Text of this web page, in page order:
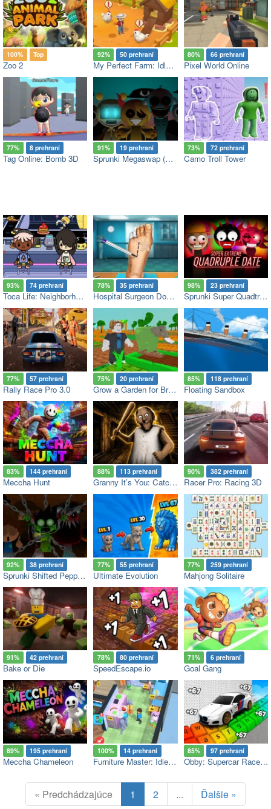
100% Top
Zoo 2
92% 50 prehraní
My Perfect Farm: Idle Tycoon
80% 66 prehraní
Pixel World Online
77% 8 prehraní
Tag Online: Bomb 3D
91% 19 prehraní
Sprunki Megaswap (Footlong's Take)
73% 72 prehraní
Camo Troll Tower
93% 74 prehraní
Toca Life: Neighborhood
78% 35 prehraní
Hospital Surgeon Doctor Game
98% 23 prehraní
Sprunki Super Quadtruple Date
77% 57 prehraní
Rally Race Pro 3.0
75% 20 prehraní
Grow a Garden for Brainrots
85% 118 prehraní
Floating Sandbox
83% 144 prehraní
Meccha Hunt
88% 113 prehraní
Granny It’s You: Catch the Prisoner
90% 382 prehraní
Racer Pro: Racing 3D
92% 38 prehraní
Sprunki Shifted Pepper’s Take
77% 55 prehraní
Ultimate Evolution
77% 259 prehraní
Mahjong Solitaire
91% 42 prehraní
Bake or Die
78% 80 prehraní
SpeedEscape.io
71% 6 prehraní
Goal Gang
89% 195 prehraní
Meccha Chameleon
100% 14 prehraní
Furniture Master: Idle Tycoon
85% 97 prehraní
Obby: Supercar Race on a Giant Keyboard
« Predchádzajúce 1 2 ... Ďalšie »